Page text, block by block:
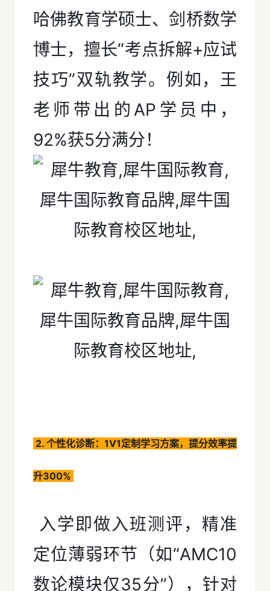
哈佛教育学硕士、剑桥数学
博士，擅长“考点拆解+应试
技巧”双轨教学。例如，王
老师带出的AP学员中，
92%获5分满分！
2. 个性化诊断：1V1定制学习方案，提分效率提
升300%
入学即做入班测评，精准
定位薄弱环节（如“AMC10
数论模块仅35分”），针对